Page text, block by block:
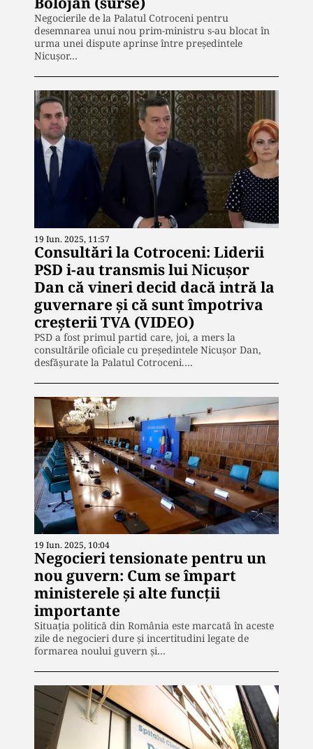
Negocierile de la Palatul Cotroceni pentru
desemnarea unui nou prim-ministru s-au blocat în
urma unei dispute aprinse între președintele
Nicușor…
19 Iun. 2025, 11:57
Consultări la Cotroceni: Liderii
PSD i-au transmis lui Nicuşor
Dan că vineri decid dacă intră la
guvernare şi că sunt împotriva
creşterii TVA (VIDEO)
PSD a fost primul partid care, joi, a mers la
consultările oficiale cu preşedintele Nicuşor Dan,
desfăşurate la Palatul Cotroceni.…
19 Iun. 2025, 10:04
Negocieri tensionate pentru un
nou guvern: Cum se împart
ministerele şi alte funcţii
importante
Situația politică din România este marcată în aceste
zile de negocieri dure și incertitudini legate de
formarea noului guvern și…